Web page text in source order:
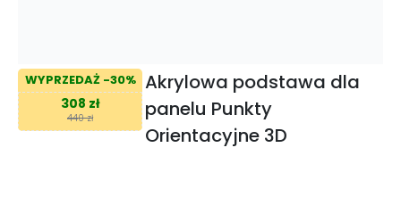
WYPRZEDAŻ -30%
308 zł
440 zł
Akrylowa podstawa dla
panelu Punkty
Orientacyjne 3D